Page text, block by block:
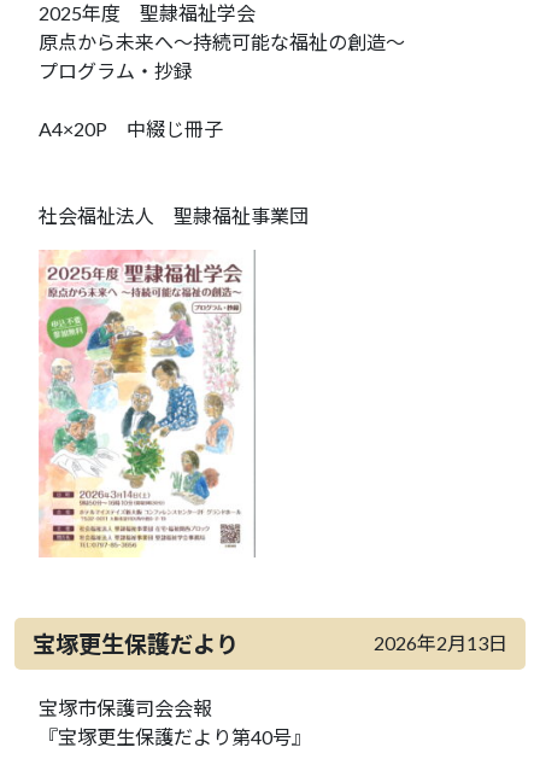
2025年度 聖隷福祉学会
原点から未来へ～持続可能な福祉の創造～
プログラム・抄録
A4×20P 中綴じ冊子
社会福祉法人 聖隷福祉事業団
宝塚更生保護だより 2026年2月13日
宝塚市保護司会会報
『宝塚更生保護だより第40号』